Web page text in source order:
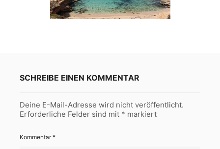
SCHREIBE EINEN KOMMENTAR
Deine E-Mail-Adresse wird nicht veröffentlicht.
Erforderliche Felder sind mit * markiert
Kommentar*